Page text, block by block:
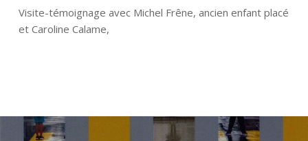
Visite-témoignage avec Michel Frêne, ancien enfant placé
et Caroline Calame,